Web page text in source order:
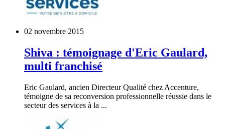
02 novembre 2015
Shiva : témoignage d'Eric Gaulard,
multi franchisé
Eric Gaulard, ancien Directeur Qualité chez Accenture,
témoigne de sa reconversion professionnelle réussie dans le
secteur des services à la ...